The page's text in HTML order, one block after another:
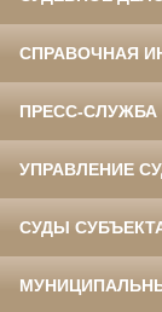
СПРАВОЧНАЯ
ПРЕСС-СЛУЖБА
УПРАВЛЕНИЕ
СУДЫ